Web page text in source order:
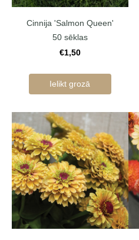
Cinnija 'Salmon Queen'
50 sēklas
€1,50
Ielikt grozā